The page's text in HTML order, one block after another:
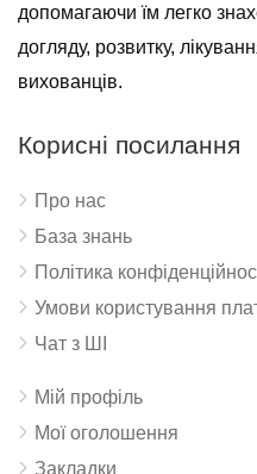
допомагаючи їм легко
догляду, розвитку,
вихованців.
Корисні посилання
Про нас
База знань
Політика
Умови користування
Чат з ШІ
Мій профіль
Мої оголошення
Закладки